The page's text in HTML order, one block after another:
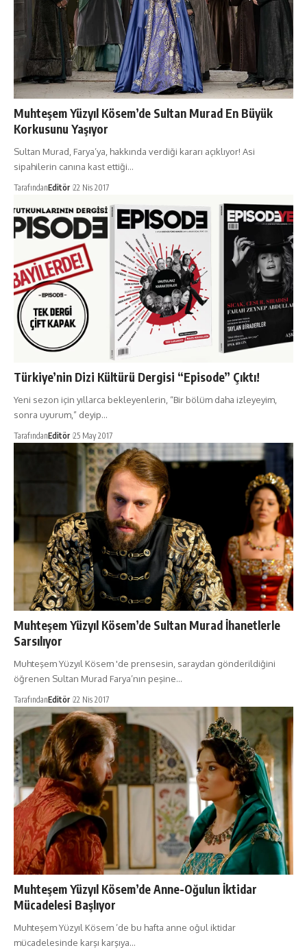
Muhteşem Yüzyıl Kösem’de Sultan Murad En Büyük
Korkusunu Yaşıyor
Sultan Murad, Farya’ya, hakkında verdiği kararı açıklıyor! Asi
sipahilerin canına kast ettiği…
TarafındanEditör 22 Nis 2017
Türkiye’nin Dizi Kültürü Dergisi “Episode” Çıktı!
Yeni sezon için yıllarca bekleyenlerin, “Bir bölüm daha izleyeyim,
sonra uyurum,” deyip…
TarafındanEditör 25 May 2017
Muhteşem Yüzyıl Kösem’de Sultan Murad İhanetlerle
Sarsılıyor
Muhteşem Yüzyıl Kösem 'de prensesin, saraydan gönderildiğini
öğrenen Sultan Murad Farya’nın peşine…
TarafındanEditör 22 Nis 2017
Muhteşem Yüzyıl Kösem’de Anne-Oğulun İktidar
Mücadelesi Başlıyor
Muhteşem Yüzyıl Kösem ’de bu hafta anne oğul iktidar
mücadelesinde karşı karşıya…